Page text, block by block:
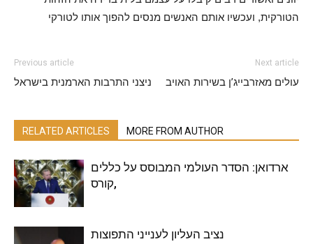
הטורקית, ועכשיו אותם האנשים מנסים להפוך אותו לטורקי
Previous article
ניצני התרבות הארמנית בישראל
Next article
עולים מאזרבייג’ן בשירות האויב
RELATED ARTICLES MORE FROM AUTHOR
ארדואן: הסדר העולמי המבוסס על כללים
,קורס
נציב העליון לענייני התפוצות